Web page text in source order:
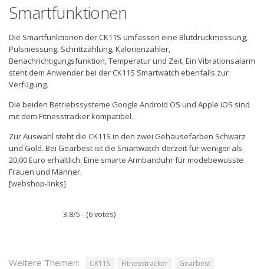
Smartfunktionen
Die Smartfunktionen der CK11S umfassen eine Blutdruckmessung,
Pulsmessung, Schrittzählung, Kalorienzähler,
Benachrichtigungsfunktion, Temperatur und Zeit. Ein Vibrationsalarm
steht dem Anwender bei der CK11S Smartwatch ebenfalls zur
Verfügung.
Die beiden Betriebssysteme Google Android OS und Apple iOS sind
mit dem Fitnesstracker kompatibel.
Zur Auswahl steht die CK11S in den zwei Gehäusefarben Schwarz
und Gold. Bei Gearbest ist die Smartwatch derzeit für weniger als
20,00 Euro erhältlich. Eine smarte Armbanduhr für modebewusste
Frauen und Männer.
[webshop-links]
3.8/5 - (6 votes)
Weitere Themen: CK11S Fitnesstracker
Gearbest